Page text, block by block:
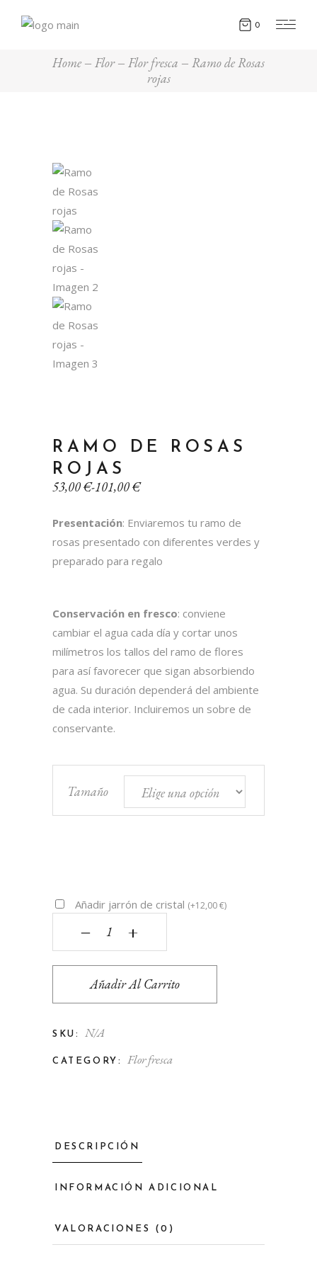
0
Home Flor Flor fresca
Ramo de Rosas
rojas
RAMO DE ROSAS
ROJAS
53,00€-101,00€
Rango
desde
53,00 €
hasta
101,00 €
Presentación: Enviaremos tu ramo de
rosas presentado con diferentes verdes y
preparado para regalo
Conservación en fresco: conviene
cambiar el agua cada día y cortar unos
milímetros los tallos del ramo de flores
para así favorecer que sigan absorbiendo
agua. Su duración dependerá del ambiente
de cada interior. Incluiremos un sobre de
conservante.
Tamaño
Añadir jarrón de cristal (+12,00€)
Ramo de Rosas rojas Cantidad
‒ +
Añadir Al Carrito
SKU: N/A
CATEGORY: Flor fresca
DESCRIPCIÓN
INFORMACIÓN ADICIONAL
VALORACIONES (0)